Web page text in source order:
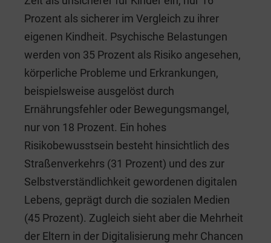
Prozent als sicherer im Vergleich zu ihrer
eigenen Kindheit. Psychische Belastungen
werden von 35 Prozent als Risiko angesehen,
körperliche Probleme und Erkrankungen,
beispielsweise ausgelöst durch
Ernährungsfehler oder Bewegungsmangel,
nur von 18 Prozent. Ein hohes
Risikobewusstsein besteht hinsichtlich des
Straßenverkehrs (31 Prozent) und des zur
Selbstverständlichkeit gewordenen digitalen
Lebens, geprägt durch die sozialen Medien
(45 Prozent). Zugleich sieht aber die Mehrheit
der Eltern in der Digitalisierung mehr Chancen